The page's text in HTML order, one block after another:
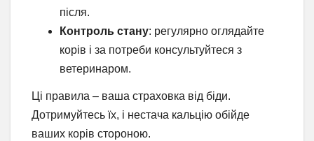
після.
Контроль стану: регулярно оглядайте
корів і за потреби консультуйтеся з
ветеринаром.
Ці правила – ваша страховка від біди.
Дотримуйтесь їх, і нестача кальцію обійде
ваших корів стороною.